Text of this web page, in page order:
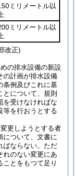
ミリメートル以
上
ミリメートル以
上
改正)
の排水設備の新設
の計画が排水設備
条例及びこれに基
について、規則
を受けなければな
等を行おうとする
更しようとする者
について、文書に
ならない。 ただ
れのない変更にあ
とをもつて足り